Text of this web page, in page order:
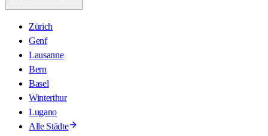
Zürich
Genf
Lausanne
Bern
Basel
Winterthur
Lugano
Alle Städte